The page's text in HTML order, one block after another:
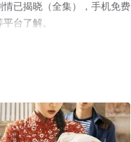
已揭晓（全集），手机免费
台了解。